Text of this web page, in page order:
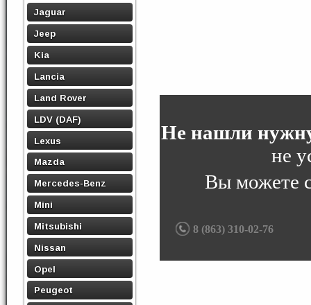
Jaguar
Jeep
Kia
Lancia
Land Rover
LDV (DAF)
Lexus
Mazda
Mercedes-Benz
Mini
Mitsubishi
Nissan
Opel
Peugeot
Не нашли
не
Вы можете
8 (863) 310-02-76